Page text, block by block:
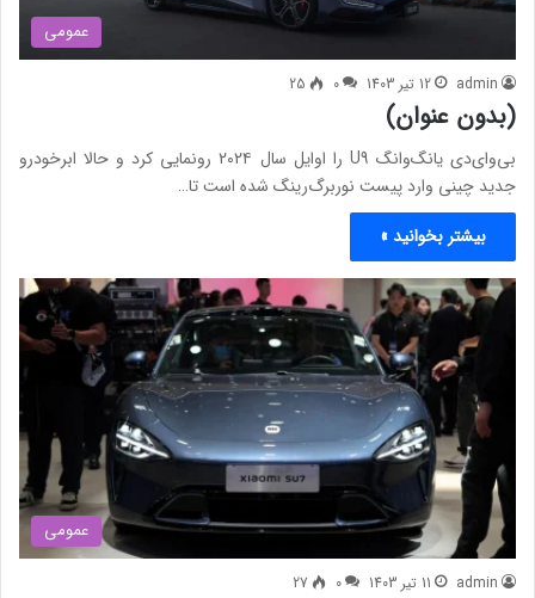
عمومی
admin 12 تیر 1403 0
25
(بدون عنوان)
بی‌وای‌دی یانگ‌وانگ U9 را اوایل سال ۲۰۲۴ رونمایی کرد و حالا ابرخودرو
جدید چینی وارد پیست نوربرگ‌رینگ شده است تا…
بیشتر بخوانید »
عمومی
admin 11 تیر 1403 0
27